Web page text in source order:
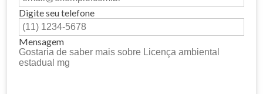
Digite seu telefone
Mensagem